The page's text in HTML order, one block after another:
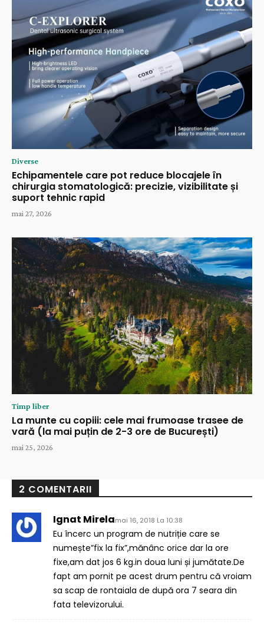
Diverse
Echipamentele care pot reduce blocajele în
chirurgia stomatologică: precizie, vizibilitate și
suport tehnic rapid
mai 27, 2026
Timp liber
La munte cu copiii: cele mai frumoase trasee de
vară (la mai puțin de 2-3 ore de București)
mai 25, 2026
2 COMENTARII
Ignat Mirelamai 16, 2018 La 10:38
Eu încerc un program de nutriție care se
numește”fix la fix”,mănânc orice dar la ore
fixe,am dat jos 6 kg.in doua luni și jumătate.De
fapt am pornit pe acest drum pentru că vroiam
sa scap de rontaiala de după ora 7 seara din
fata televizorului.